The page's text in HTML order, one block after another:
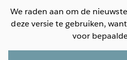
We raden aan om de
deze versie te gebruiken,
voor